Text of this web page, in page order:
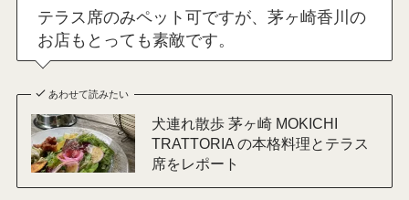
テラス席のみペット可ですが、茅ヶ崎香川の
お店もとっても素敵です。
あわせて読みたい
犬連れ散歩 茅ヶ崎 MOKICHI
TRATTORIA の本格料理とテラス
席をレポート